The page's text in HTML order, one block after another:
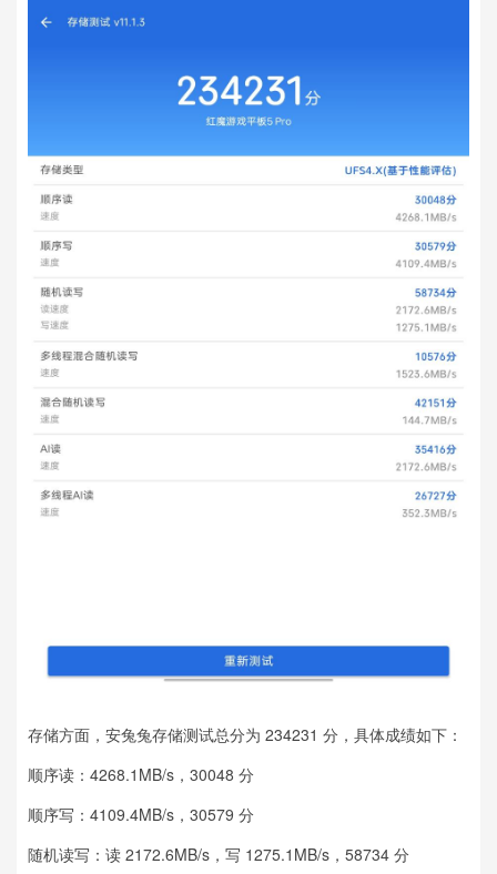
存储方面，安兔兔存储测试总分为 234231 分，具体成绩如下：
顺序读：4268.1MB/s，30048 分
顺序写：4109.4MB/s，30579 分
随机读写：读 2172.6MB/s，写 1275.1MB/s，58734 分